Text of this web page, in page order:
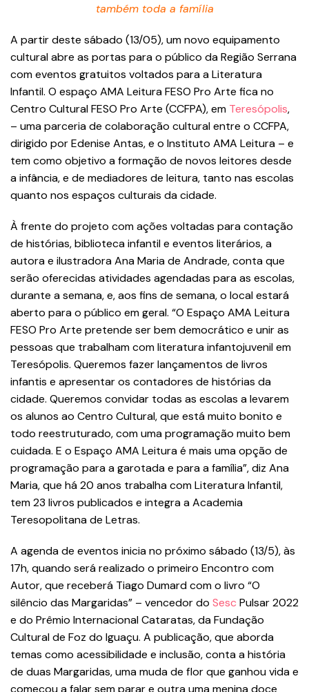
também toda a família
A partir deste sábado (13/05), um novo equipamento
cultural abre as portas para o público da Região Serrana
com eventos gratuitos voltados para a Literatura
Infantil. O espaço AMA Leitura FESO Pro Arte fica no
Centro Cultural FESO Pro Arte (CCFPA), em Teresópolis,
– uma parceria de colaboração cultural entre o CCFPA,
dirigido por Edenise Antas, e o Instituto AMA Leitura – e
tem como objetivo a formação de novos leitores desde
a infância, e de mediadores de leitura, tanto nas escolas
quanto nos espaços culturais da cidade.
À frente do projeto com ações voltadas para contação
de histórias, biblioteca infantil e eventos literários, a
autora e ilustradora Ana Maria de Andrade, conta que
serão oferecidas atividades agendadas para as escolas,
durante a semana, e, aos fins de semana, o local estará
aberto para o público em geral. “O Espaço AMA Leitura
FESO Pro Arte pretende ser bem democrático e unir as
pessoas que trabalham com literatura infantojuvenil em
Teresópolis. Queremos fazer lançamentos de livros
infantis e apresentar os contadores de histórias da
cidade. Queremos convidar todas as escolas a levarem
os alunos ao Centro Cultural, que está muito bonito e
todo reestruturado, com uma programação muito bem
cuidada. E o Espaço AMA Leitura é mais uma opção de
programação para a garotada e para a família”, diz Ana
Maria, que há 20 anos trabalha com Literatura Infantil,
tem 23 livros publicados e integra a Academia
Teresopolitana de Letras.
A agenda de eventos inicia no próximo sábado (13/5), às
17h, quando será realizado o primeiro Encontro com
Autor, que receberá Tiago Dumard com o livro “O
silêncio das Margaridas” – vencedor do Sesc Pulsar 2022
e do Prêmio Internacional Cataratas, da Fundação
Cultural de Foz do Iguaçu. A publicação, que aborda
temas como acessibilidade e inclusão, conta a história
de duas Margaridas, uma muda de flor que ganhou vida e
começou a falar sem parar e outra uma menina doce